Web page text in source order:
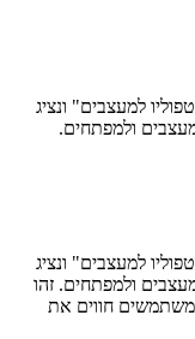
למעצבים" ונציג
ולמפתחים.
למעצבים" ונציג
ולמפתחים. זהו
משתמשים חווים את